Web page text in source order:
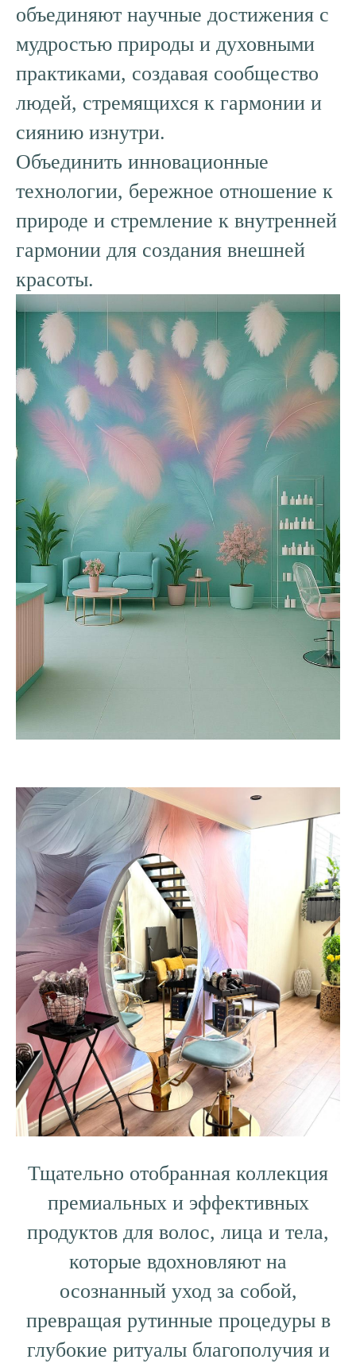
объединяют научные достижения с
мудростью природы и духовными
практиками, создавая сообщество
людей, стремящихся к гармонии и
сиянию изнутри.
Объединить инновационные
технологии, бережное отношение к
природе и стремление к внутренней
гармонии для создания внешней
красоты.
Тщательно отобранная коллекция
премиальных и эффективных
продуктов для волос, лица и тела,
которые вдохновляют на
осознанный уход за собой,
превращая рутинные процедуры в
глубокие ритуалы благополучия и